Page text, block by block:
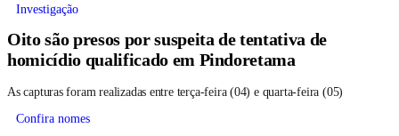
Investigação
Oito são presos por suspeita de tentativa de
homicídio qualificado em Pindoretama
As capturas foram realizadas entre terça-feira (04) e quarta-feira (05)
Confira nomes